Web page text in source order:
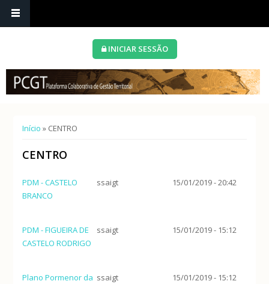
INICIAR SESSÃO
Está aqui
Início » CENTRO
CENTRO
PDM - CASTELO
BRANCO
ssaigt 15/01/2019 - 20:42
PDM - FIGUEIRA DE
CASTELO RODRIGO
ssaigt 15/01/2019 - 15:12
Plano Pormenor da ssaigt 15/01/2019 - 15:12